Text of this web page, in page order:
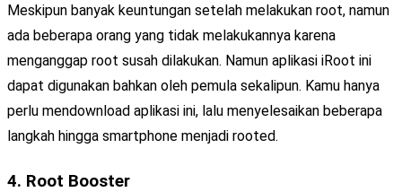
Meskipun banyak keuntungan setelah melakukan root, namun
ada beberapa orang yang tidak melakukannya karena
menganggap root susah dilakukan. Namun aplikasi iRoot ini
dapat digunakan bahkan oleh pemula sekalipun. Kamu hanya
perlu mendownload aplikasi ini, lalu menyelesaikan beberapa
langkah hingga smartphone menjadi rooted.
4. Root Booster